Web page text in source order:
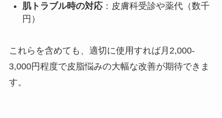
肌トラブル時の対応：皮膚科受診や薬代（数千
円）
これらを含めても、適切に使用すれば月2,000-
3,000円程度で皮脂悩みの大幅な改善が期待できま
す。